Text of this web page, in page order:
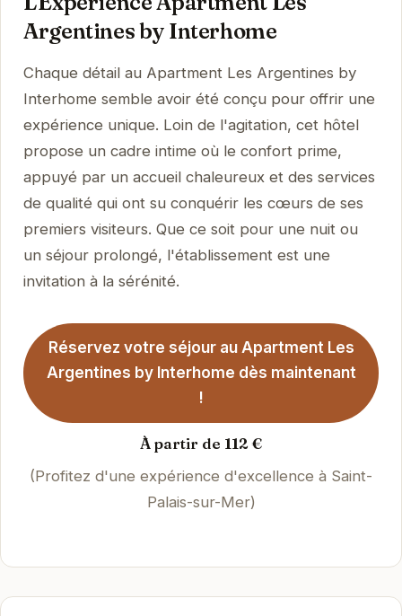
Argentines by Interhome
Chaque détail au Apartment Les Argentines by
Interhome semble avoir été conçu pour offrir une
expérience unique. Loin de l'agitation, cet hôtel
propose un cadre intime où le confort prime,
appuyé par un accueil chaleureux et des services
de qualité qui ont su conquérir les cœurs de ses
premiers visiteurs. Que ce soit pour une nuit ou
un séjour prolongé, l'établissement est une
invitation à la sérénité.
Réservez votre séjour au Apartment Les
Argentines by Interhome dès maintenant
!
À partir de 112 €
(Profitez d'une expérience d'excellence à Saint-
Palais-sur-Mer)